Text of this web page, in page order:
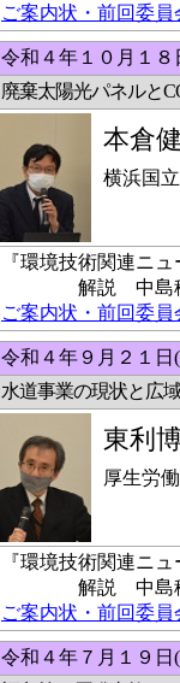
ご案内状・前回委員
令和４年１０月１
廃棄太陽光パネルと
本倉
横浜国
『環境技術関連ニ
解説 中島稔科
ご案内状・前回委員
令和４年９月２１
水道事業の現状と広
東利
厚生労
『環境技術関連ニ
解説 中島稔科
ご案内状・前回委員
令和４年７月１９